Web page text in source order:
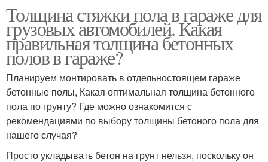
Толщина стяжки пола в гараже для
грузовых автомобилей. Какая
правильная толщина бетонных
полов в гараже?
Планируем монтировать в отдельностоящем гараже
бетонные полы, Какая оптимальная толщина бетонного
пола по грунту? Где можно ознакомится с
рекомендациями по выбору толщины бетоного пола для
нашего случая?
Просто укладывать бетон на грунт нельзя, поскольку он